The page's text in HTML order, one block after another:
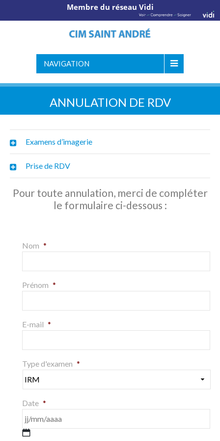
Membre du réseau Vidi
NAVIGATION
ANNULATION DE RDV
Examens d’imagerie
Prise de RDV
Pour toute annulation, merci de compléter
le formulaire ci-dessous :
Nom *
Prénom *
E-mail *
Type d'examen *
Date *